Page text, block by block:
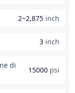
2~2,875 inch
3 inch
di
15000 psi